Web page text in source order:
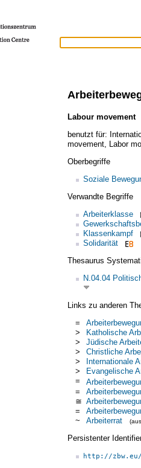
Labour movement
benutzt für:
movement, Labor
Oberbegriffe
Soziale
Verwandte Begriffe
Arbeiterklasse
Klassenkampf
Solidarität
Thesaurus
N.04.04
Links zu anderen
=
>
Katholische
>
Jüdische
>
Christliche
>
Internationale
>
Evangelische
=
=
≅
=
~
Arbeiterrat
Persistenter
http://